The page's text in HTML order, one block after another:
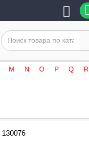
M N O P Q R
130076